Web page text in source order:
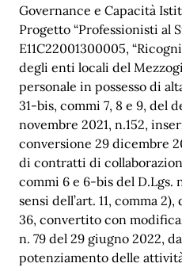
Governance e Capacità
Progetto “Professionisti al
E11C22001300005,
degli enti locali del
personale in possesso di
31-bis, commi 7, 8 e 9, del
novembre 2021, n.152,
conversione 29 dicembre
di contratti di
commi 6 e 6-bis del D.Lgs.
sensi dell’art. 11, comma
36, convertito con
n. 79 del 29 giugno 2022,
potenziamento delle